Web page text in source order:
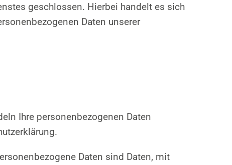
geschlossen. Hierbei handelt es sich
Daten unserer
Ihre personenbezogenen Daten
Daten sind Daten, mit